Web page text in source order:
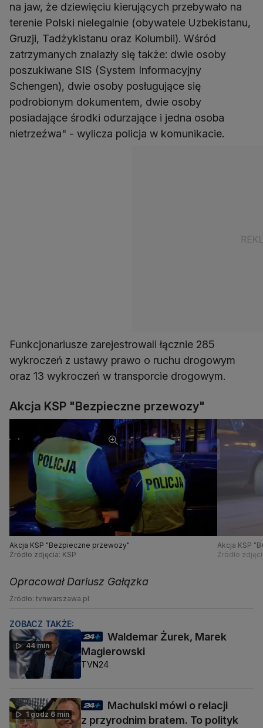
na jaw, że dziewięciu kierujących przebywało na
terenie Polski nielegalnie (obywatele Uzbekistanu,
Gruzji, Tadżykistanu oraz Kolumbii). Wśród
zatrzymanych znalazły się także: dwie osoby
poszukiwane SIS (System Informacyjny
Schengen), dwie osoby posługujące się
podrobionym dokumentem, dwie osoby
posiadające środki odurzające i jedna osoba
nietrzeźwa" - wylicza policja w komunikacie.
Funkcjonariusze zarejestrowali łącznie 285
wykroczeń z ustawy prawo o ruchu drogowym
oraz 13 wykroczeń w transporcie drogowym.
Akcja KSP "Bezpieczne przewozy"
Akcja KSP "Bezpieczne przewozy"
Źródło zdjęcia: KSP
Akcja KSP
Źródło
Opracował Dariusz Gałązka
Źródło: tvnwarszawa.pl
ZOBACZ TAKŻE:
44 min
Waldemar Żurek, Marek
Magierowski
TVN24
1 godz 6 min
Machulski mówi o relacji
z przyrodnim bratem. To polityk